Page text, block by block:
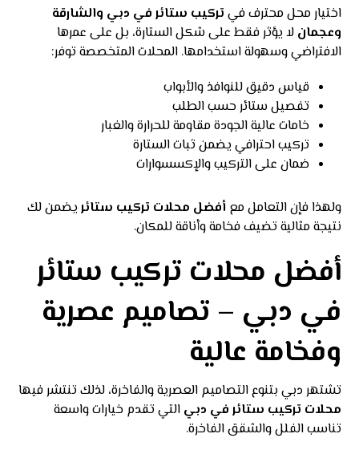
اختيار محل محترف في تركيب ستائر في دبي والشارقة
وعجمان لا يؤثر فقط على شكل الستارة، بل على عمرها
الافتراضي وسهولة استخدامها. المحلات المتخصصة توفر:
قياس دقيق للنوافذ والأبواب
تفصيل ستائر حسب الطلب
خامات عالية الجودة مقاومة للحرارة والغبار
تركيب احترافي يضمن ثبات الستارة
ضمان على التركيب والإكسسوارات
ولهذا فإن التعامل معأفضل محلات تركيب ستائر يضمن لك
نتيجة مثالية تضيف فخامة وأناقة للمكان.
أفضل محلات تركيب ستائر
في دبي – تصاميم عصرية
وفخامة عالية
تشتهر دبي بتنوع التصاميم العصرية والفاخرة، لذلك تنتشر فيها
محلات تركيب ستائر في دبي التي تقدم خيارات واسعة
تناسب الفلل والشقق الفاخرة.